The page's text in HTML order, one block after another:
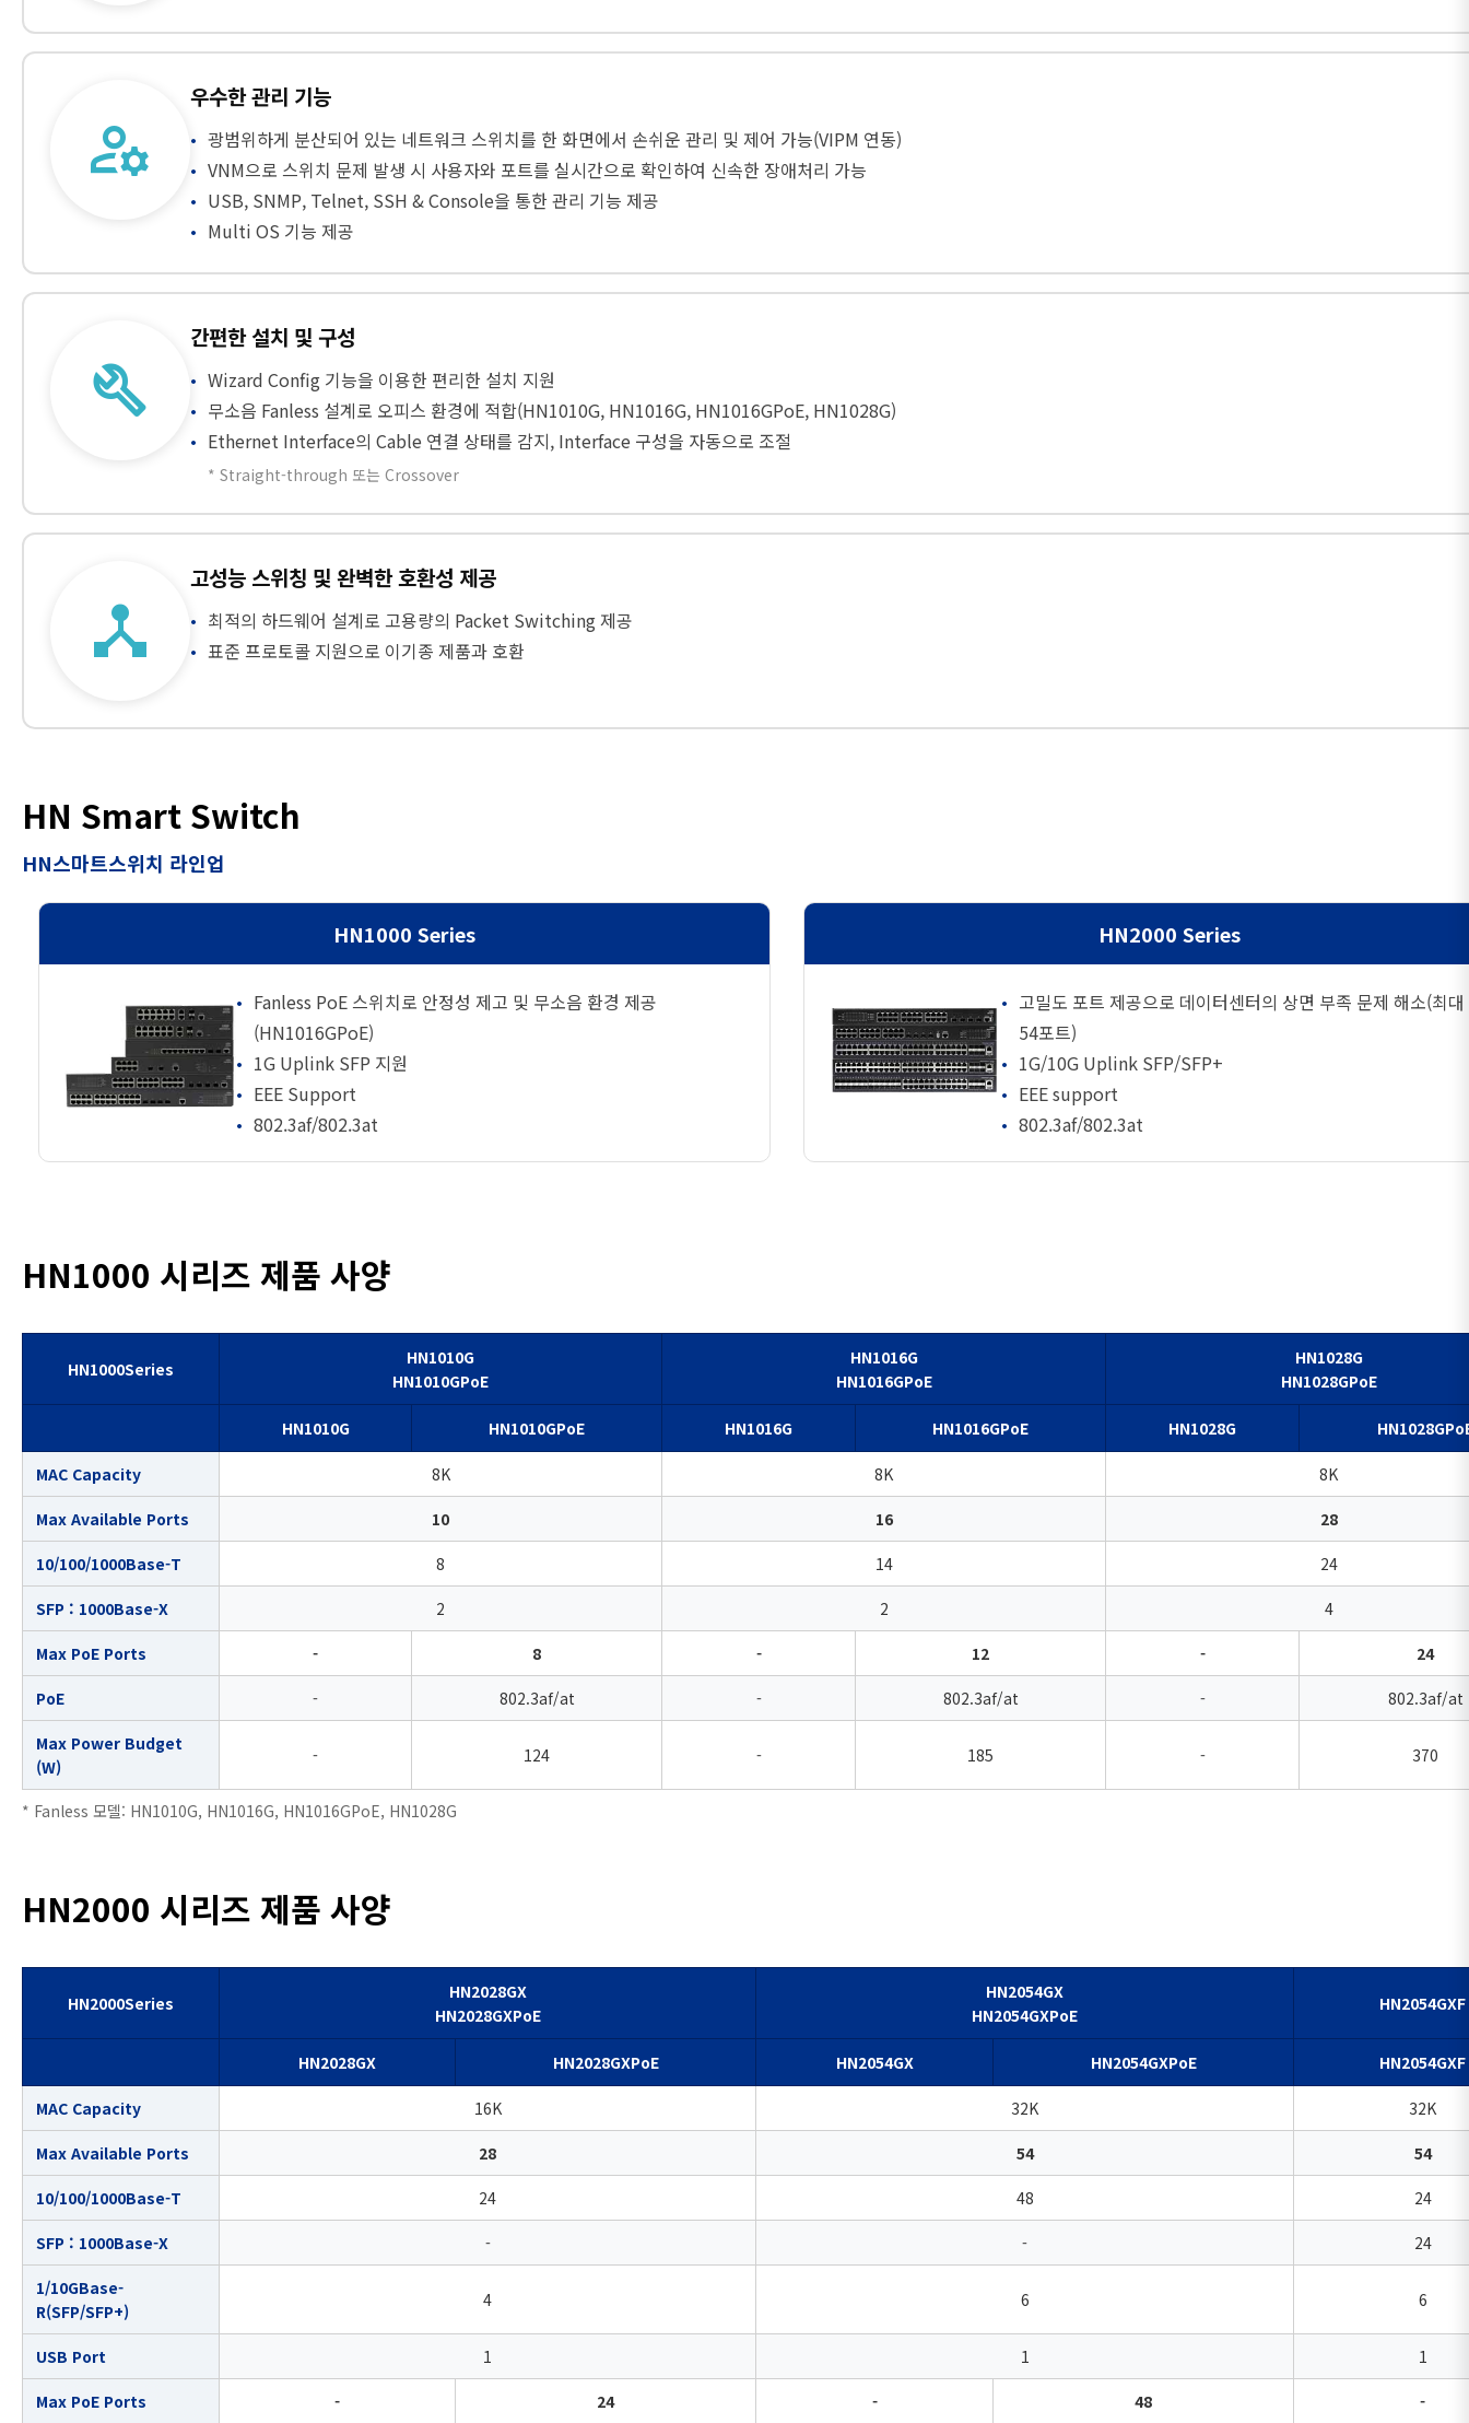
manage_accounts
우수한 관리 기능
광범위하게 분산되어 있는 네트워크 스위치를 한 화면에서 손쉬운 관리 및 제어 가능(VIPM 연동)
VNM으로 스위치 문제 발생 시 사용자와 포트를 실시간으로 확인하여 신속한 장애처리 가능
USB, SNMP, Telnet, SSH & Console을 통한 관리 기능 제공
Multi OS 기능 제공
build
간편한 설치 및 구성
Wizard Config 기능을 이용한 편리한 설치 지원
무소음 Fanless 설계로 오피스 환경에 적합(HN1010G, HN1016G, HN1016GPoE, HN1028G)
Ethernet Interface의 Cable 연결 상태를 감지, Interface 구성을 자동으로 조절
* Straight-through 또는 Crossover
device_hub
고성능 스위칭 및 완벽한 호환성 제공
최적의 하드웨어 설계로 고용량의 Packet Switching 제공
표준 프로토콜 지원으로 이기종 제품과 호환
HN Smart Switch
HN스마트스위치 라인업
HN1000 Series
Fanless PoE 스위치로 안정성 제고 및 무소음 환경 제공
(HN1016GPoE)
1G Uplink SFP 지원
EEE Support
802.3af/802.3at
HN2000 Series
고밀도 포트 제공으로 데이터센터의 상면 부족 문제 해소(최대
54포트)
1G/10G Uplink SFP/SFP+
EEE support
802.3af/802.3at
HN1000 시리즈 제품 사양
HN1000Series
HN1010G
HN1010GPoE
HN1016G
HN1016GPoE
HN1028G
HN1028GPoE
HN1010G HN1010GPoE HN1016G HN1016GPoE HN1028G
MAC Capacity 8K 8K 8K
Max Available Ports 10 16 28
10/100/1000Base-T 8 14 24
SFP : 1000Base-X 2 2 4
Max PoE Ports - 8 - 12 - 24
PoE - 802.3af/at - 802.3af/at - 802.3af/at
Max Power Budget
(W)
- 124 - 185 - 370
* Fanless 모델: HN1010G, HN1016G, HN1016GPoE, HN1028G
HN2000 시리즈 제품 사양
HN2000Series
HN2028GX
HN2028GXPoE
HN2054GX
HN2054GXPoE
HN2054GXF
HN2028GX HN2028GXPoE HN2054GX HN2054GXPoE HN2054GXF
MAC Capacity 16K 32K 32K
Max Available Ports 28 54 54
10/100/1000Base-T 24 48 24
SFP : 1000Base-X - - 24
1/10GBase-
R(SFP/SFP+)
4 6 6
USB Port 1 1 1
Max PoE Ports - 24 - 48 -